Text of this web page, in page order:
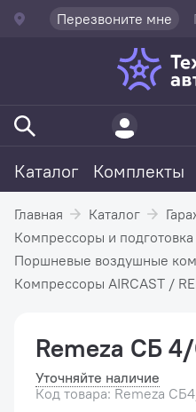
Перезвоните мне
Каталог Комплекты
Главная Каталог
Компрессоры и подготовка
Поршневые воздушные
Компрессоры AIRCAST /
Remeza СБ
Уточняйте наличие
Код товара: Remeza